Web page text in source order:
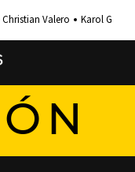
Christian Valero Karol G